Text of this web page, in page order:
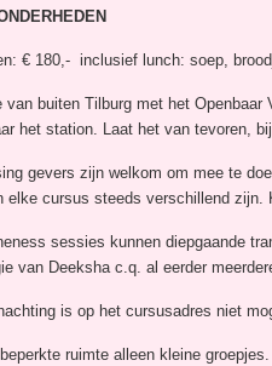
€ 180,- inclusief lunch: soep,
van buiten Tilburg met het Openbaar
het station. Laat het van tevoren,
gevers zijn welkom om mee te
elke cursus steeds verschillend zijn.
sessies kunnen diepgaande
van Deeksha c.q. al eerder
is op het cursusadres niet
ruimte alleen kleine groepjes.